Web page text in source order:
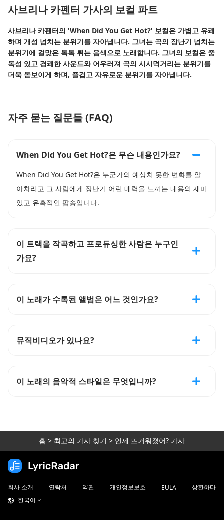
사브리나 카펜터 가사의 보컬 파트
사브리나 카펜터의 'When Did You Get Hot?' 보컬은 가볍고 유쾌
하며 개성 넘치는 분위기를 자아냅니다. 그녀는 곡의 장난기 넘치는
분위기에 걸맞은 톡톡 튀는 음색으로 노래합니다. 그녀의 보컬은 중
독성 있고 경쾌한 사운드와 어우러져 곡의 시시덕거리는 분위기를
더욱 돋보이게 하며, 즐겁고 자유로운 분위기를 자아냅니다.
자주 묻는 질문들 (FAQ)
When Did You Get Hot?은 무슨 내용인가요?
When Did You Get Hot?은 누군가의 예상치 못한 변화를 알
아차리고 그 사람에게 장난기 어린 매력을 느끼는 내용의 재미
있고 유혹적인 팝송입니다.
이 트랙을 작곡하고 프로듀싱한 사람은 누구인
가요?
이 노래가 수록된 앨범은 어느 것인가요?
뮤직비디오가 있나요?
이 노래의 음악적 스타일은 무엇입니까?
홈 > 최고의 가사 찾기 > 언제 뜨거워졌어? 가사
회사 소개 연락처 약관 개인정보보호 EULA
상환하다
한국어